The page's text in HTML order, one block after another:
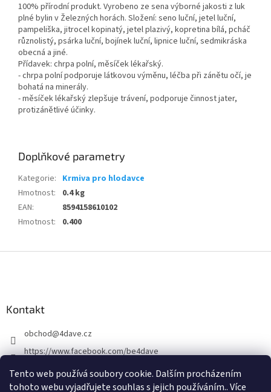
Tento web používá soubory cookie. Dalším procházením
tohoto webu vyjadřujete souhlas s jejich používáním.. Více
100% přírodní produkt. Vyrobeno ze sena výborné jakosti z luk
plné bylin v Železných horách. Složení: seno luční, jetel luční,
pampeliška, jitrocel kopinatý, jetel plazivý, kopretina bílá, pcháč
různolistý, psárka luční, bojínek luční, lipnice luční, sedmikráska
obecná a jiné.
Přídavek: chrpa polní, měsíček lékařský.
- chrpa polní podporuje látkovou výměnu, léčba při zánětu očí, je
bohatá na minerály.
- měsíček lékařský zlepšuje trávení, podporuje činnost jater,
protizánětlivé účinky.
Doplňkové parametry
Kategorie: Krmiva pro hlodavce
Hmotnost:
0.4 kg
EAN:
8594158610102
Hmotnost: 0.400
Kontakt
obchod@4dave.cz
https://www.facebook.com/be4dave
4DAVE.cz